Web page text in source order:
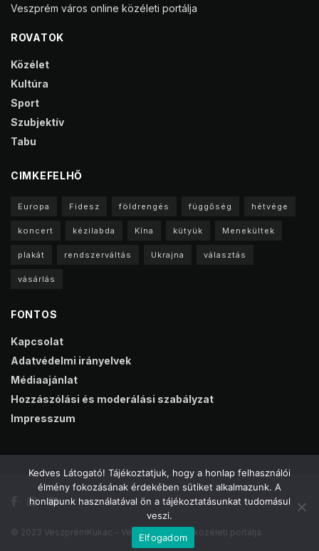
Veszprém város online közéleti portálja
ROVATOK
Közélet
Kultúra
Sport
Szubjektív
Tabu
CIMKEFELHŐ
Europa Fidesz földrengés függőség hétvége
koncert kézilabda Kína kütyük Menekültek
plakát rendszerváltás Ukrajna választás
vásárlás
FONTOS
Kapcsolat
Adatvédelmi irányelvek
Médiaajánlat
Hozzászólási és moderálási szabályzat
Impresszum
© 2023 VeszprémKukac - Veszprém online közéleti portálja
Kedves Látogató! Tájékoztatjuk, hogy a honlap felhasználói
élmény fokozásának érdekében sütiket alkalmazunk. A
honlapunk használatával ön a tájékoztatásunkat tudomásul
veszi.
Elfogadom